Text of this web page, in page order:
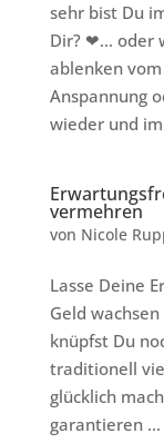
sehr bist Du
Dir? ❤… oder
ablenken
Anspannung
wieder und
vermehren
von Nicole
Lasse Deine
Geld
knüpfst Du
traditionell
glücklich
garantieren …